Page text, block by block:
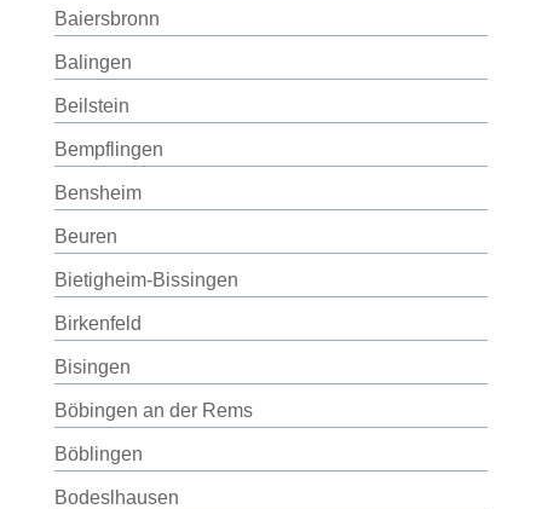
Baiersbronn
Balingen
Beilstein
Bempflingen
Bensheim
Beuren
Bietigheim-Bissingen
Birkenfeld
Bisingen
Böbingen an der Rems
Böblingen
Bodeslhausen